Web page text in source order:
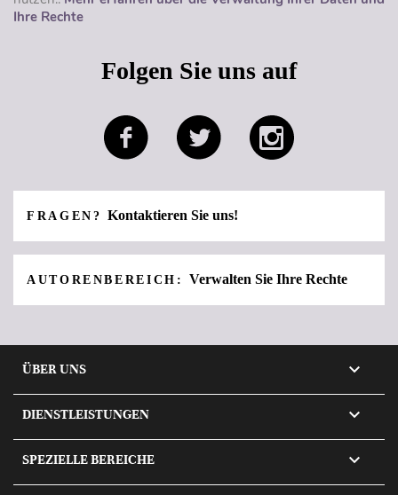
Ihre Rechte
Folgen Sie uns auf
FRAGEN?Kontaktieren Sie uns!
AUTORENBEREICH:Verwalten Sie Ihre Rechte
ÜBER UNS 
DIENSTLEISTUNGEN 
SPEZIELLE BEREICHE 